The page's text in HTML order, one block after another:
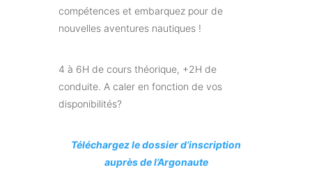
compétences et embarquez pour de
nouvelles aventures nautiques !
4 à 6H de cours théorique, +2H de
conduite. A caler en fonction de vos
disponibilités?
Téléchargez le dossier d’inscription
auprès de l’Argonaute